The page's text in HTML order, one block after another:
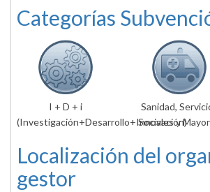
Categorías
I + D + i
(Investigación+Desarrollo+Innovación)
Sanidad,
Sociales y
Localización del
gestor